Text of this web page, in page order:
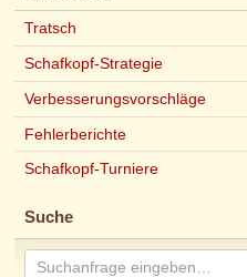
Tratsch
Schafkopf-Strategie
Verbesserungsvorschläge
Fehlerberichte
Schafkopf-Turniere
Suche